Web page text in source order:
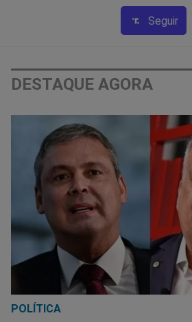
Seguir
DESTAQUE AGORA
POLÍTICA